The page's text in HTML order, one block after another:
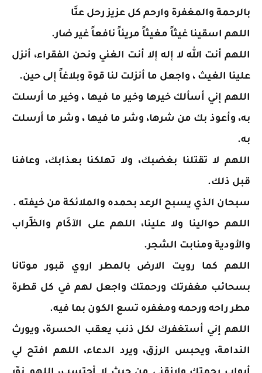
بالرحمة والمغفرة وارحم كل عزيز رحل عنَّا
اللهم اسقينا غيثاً مغيثاً مريئاً نافعاً غير ضار.
اللهم أنت الله لا إله إلا أنت الغني ونحن الفقراء، أنزل
علينا الغيث ، واجعل ما أنزلت لنا قوة وبلاغاً إلى حين.
اللهم إني أسألك خيرها وخير ما فيها ، وخير ما أرسلت
به، ‏وأعوذ‎ ‎بك من شرها، وشر ما فيها ، وشر ما أرسلت
به.
اللهم لا تقتلنا بغضبك، ولا تهلكنا بعذابك، وعافنا
قبل ذلك.
سبحان الذي يسبح الرعد بحمده والملائكة من خيفته .
اللهم حوالينا ولا علينا، اللهم على الآكَام والظِّراب
والأودية ومنابت الشجر.
اللهم كما رويت الارض بالمطر اروي قبور موتانا
بسحائب مغفرتك ورحمتك واجعل لهم في كل قطرة
مطر راحه ورحمه ومغفره تسع الكون بما فيه.
اللهم إني أستغفرك لكل ذنب يعقب الحسرة، ويورث
الندامة، ويحبس الرزق، ويرد الدعاء، اللهم افتح لي